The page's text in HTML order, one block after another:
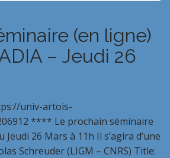
(en ligne)
– Jeudi 26
univ-artois-
**** Le prochain séminaire
Jeudi 26 Mars à 11h Il s’agira d’une
Schreuder (LIGM – CNRS) Title: